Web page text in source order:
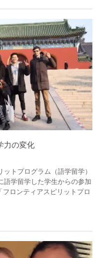
力の変化
トプログラム（語学留学）
語学留学した学生からの参加
フロンティアスピリットプロ